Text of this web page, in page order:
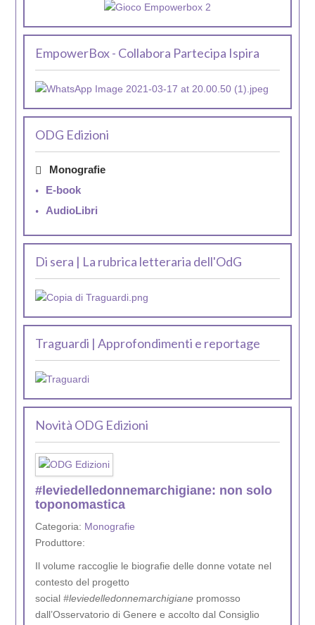
EmpowerBox - Collabora Partecipa Ispira
ODG Edizioni
Monografie
E-book
AudioLibri
Di sera | La rubrica letteraria dell'OdG
Traguardi | Approfondimenti e reportage
Novità ODG Edizioni
#leviedelledonnemarchigiane: non solo
toponomastica
Categoria: Monografie
Produttore:
Il volume raccoglie le biografie delle donne votate nel
contesto del progetto
social#leviedelledonnemarchigianepromosso
dall’Osservatorio di Genere e accolto dal Consiglio